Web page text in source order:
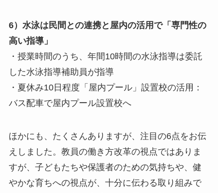
6）水泳は民間との連携と屋内の活用で「専門性の
高い指導」
・授業時間のうち、年間10時間の水泳指導は委託
した水泳指導補助員が指導
・夏休み10日程度「屋内プール」設置校の活用：
バス配車で屋内プール設置校へ
ほかにも、たくさんありますが、注目の6点をお伝
えしました。教員の働き方改革の視点ではありま
すが、子どもたちや保護者のための気持ちや、健
やかな育ちへの視点が、十分に伝わる取り組みで